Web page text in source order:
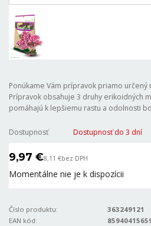
Ponúkame Vám prípravok priamo
Prípravok obsahuje 3 druhy erikoidných
pomáhajú k lepšiemu rastu a odolnosti
Dostupnosť Dostupnosť do 3 dní
9,97 €8,11 €bez DPH
Momentálne nie je k dispozícii
Číslo produktu:
363249121
EAN kód: